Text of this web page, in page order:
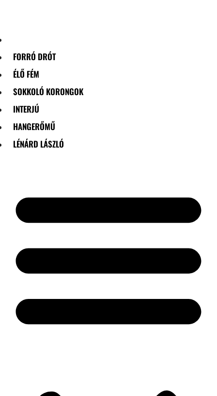
FORRÓ DRÓT
ÉLŐ FÉM
SOKKOLÓ KORONGOK
INTERJÚ
HANGERŐMŰ
LÉNÁRD LÁSZLÓ